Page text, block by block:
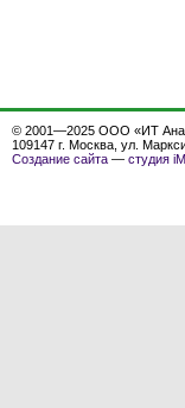
© 2001—2025 ООО «ИТ
109147 г. Москва, ул.
Создание сайта — студия